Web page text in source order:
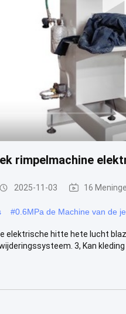
rimpelmachine
2025-11-03 16
#0.6MPa de Machine van de
hitte hete lucht
3, Kan kleding